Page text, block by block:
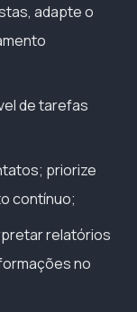
adapte o
de tarefas
priorize
contínuo;
relatórios
no